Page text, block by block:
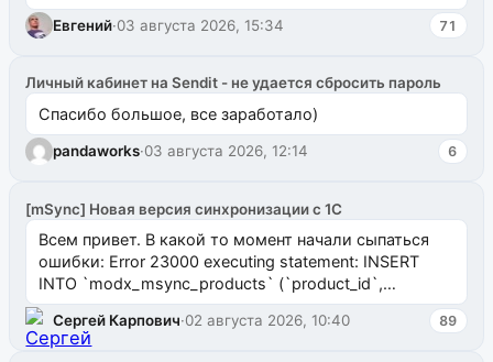
Евгений·03 августа 2026, 15:34 71
Личный кабинет на Sendit - не удается сбросить пароль
Спасибо большое, все заработало)
pandaworks·03 августа 2026, 12:14 6
[mSync] Новая версия синхронизации с 1С
Всем привет. В какой то момент начали сыпаться
ошибки: Error 23000 executing statement: INSERT
INTO `modx_msync_products` (`product_id`,
`uuid_1c`) VALUES ...
Сергей Карпович·02 августа 2026, 10:40 89